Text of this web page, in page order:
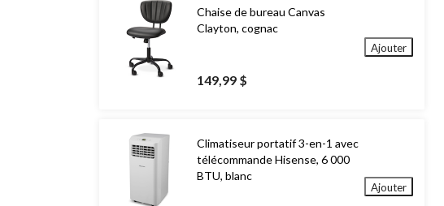
Chaise de bureau Canvas
Clayton, cognac
149,99 $
Ajouter
Climatiseur portatif 3-en-1 avec
télécommande Hisense, 6 000
BTU, blanc
Ajouter